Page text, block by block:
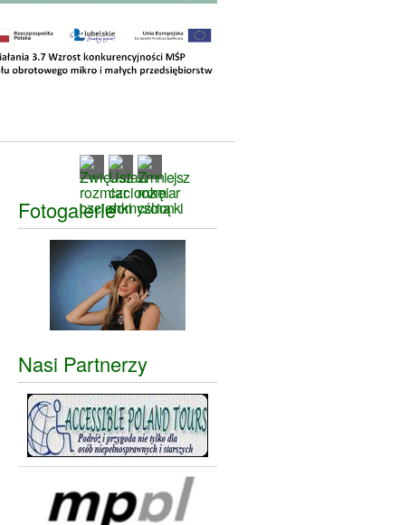
Fotogalerie
Nasi Partnerzy